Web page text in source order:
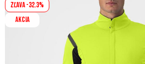
Zľava -32.3%
AKCIA